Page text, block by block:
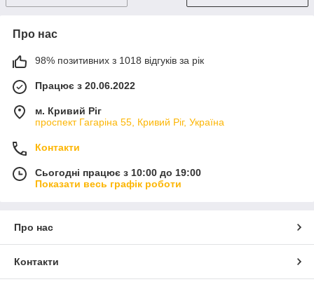
Про нас
98% позитивних з 1018 відгуків за рік
Працює з 20.06.2022
м. Кривий Ріг
проспект Гагаріна 55, Кривий Ріг, Україна
Контакти
Сьогодні працює з 10:00 до 19:00
Показати весь графік роботи
Про нас
Контакти